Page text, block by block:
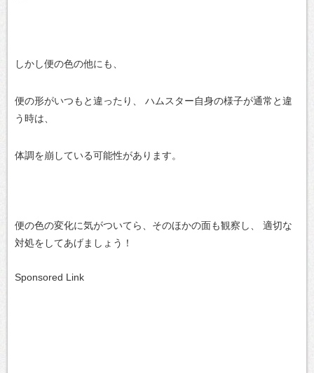
しかし便の色の他にも、
便の形がいつもと違ったり、
ハムスター自身の様子が通常と違
う時は、
体調を崩している可能性があります。
便の色の変化に気がついてら、そのほかの面も観察し、
適切な
対処をしてあげましょう！
Sponsored Link